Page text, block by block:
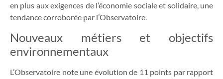
en plus aux exigences de l’économie sociale et solidaire, une
tendance corroborée par l’Observatoire.
Nouveaux métiers et objectifs
environnementaux
L’Observatoire note une évolution de 11 points par rapport